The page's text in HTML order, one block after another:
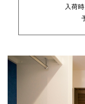
入荷